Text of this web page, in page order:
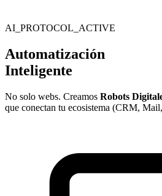
AI_PROTOCOL_ACTIVE
Automatización
Inteligente
No solo webs. Creamos Robots
que conectan tu ecosistema (CRM,